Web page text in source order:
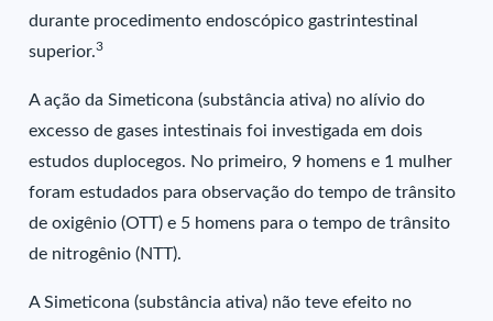
durante procedimento endoscópico gastrintestinal
superior.3
A ação da Simeticona (substância ativa) no alívio do
excesso de gases intestinais foi investigada em dois
estudos duplocegos. No primeiro, 9 homens e 1 mulher
foram estudados para observação do tempo de trânsito
de oxigênio (OTT) e 5 homens para o tempo de trânsito
de nitrogênio (NTT).
A Simeticona (substância ativa) não teve efeito no